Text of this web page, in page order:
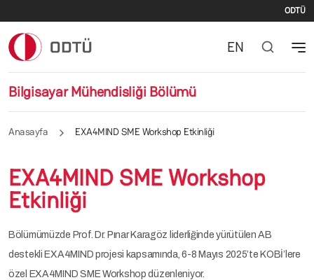
ODTÜ
Bilgisayar Mühendisliği Bölümü
EN
Anasayfa EXA4MIND SME Workshop Etkinliği
EXA4MIND SME Workshop
Etkinliği
Bölümümüzde Prof. Dr. Pınar Karagöz liderliğinde yürütülen AB
destekli EXA4MIND projesi kapsamında, 6-8 Mayıs 2025’te KOBİ’lere
özel EXA4MIND SME Workshop düzenleniyor.